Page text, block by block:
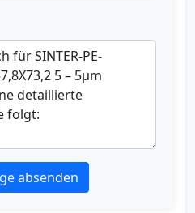
absenden